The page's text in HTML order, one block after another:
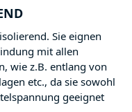
Sie eignen
mit allen
wie z.B. entlang von
etc., da sie sowohl
geeignet